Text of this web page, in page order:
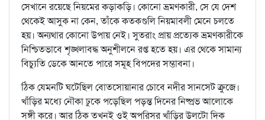
সেখানে রয়েছে নিয়মের কড়াকড়ি। কোনো ভ্রমণকারী, সে যে দেশ
থেকেই আসুক না কেন, তাঁকে কতকগুলি নিয়মাবলী মেনে চলতে
হয়। অন্যথার কোনো উপায় নেই। সুতরাং প্রায় প্রত্যেক ভ্রমণকারীকে
নিশ্চিতভাবে শৃঙ্খলাবদ্ধ অনুশীলনে রপ্ত হতে হয়। এর থেকে সামান্য
বিচ্যুতি ডেকে আনতে পারে সমূহ বিপদের সম্ভাবনা।
ঠিক যেমনটি ঘটেছিল বোতসোয়ানার চোবে নদীর সানসেট ক্রুজে।
খাঁড়ির মধ্যে নৌকা ঢুকে পড়েছিল পড়ন্ত দিনের নিষ্প্রভ আলোকে
সঙ্গী করে। আর ঠিক তখনই ওই অপরিসর খাঁড়ির উলটো দিক